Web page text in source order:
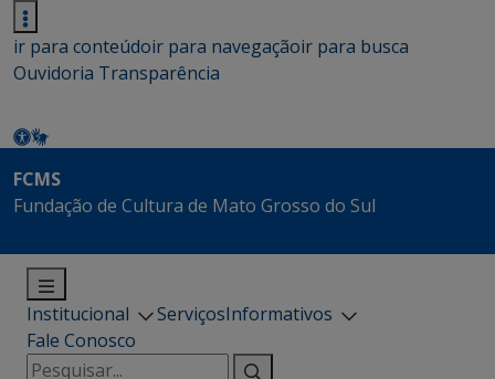
ir para conteúdoir para navegaçãoir para busca
Ouvidoria Transparência
FCMS
Fundação de Cultura de Mato Grosso do Sul
Institucional ServiçosInformativos
Fale Conosco
Pesquisar